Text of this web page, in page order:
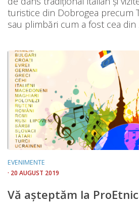
turistice din Dobrogea precum
sau plimbări cum a fost cea din
EVENIMENTE
· 20 AUGUST 2019
Vă așteptăm la